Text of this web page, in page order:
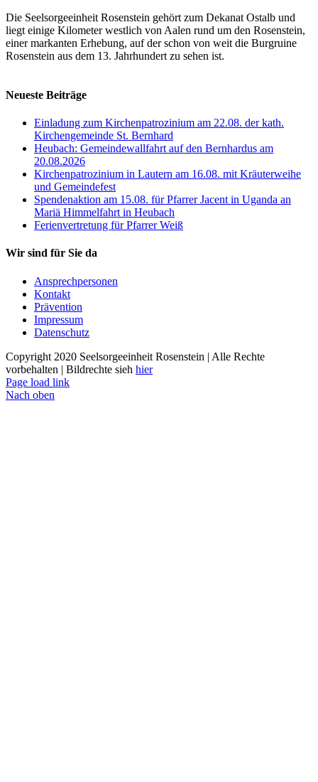
Die Seelsorgeeinheit Rosenstein gehört zum Dekanat Ostalb und
liegt einige Kilometer westlich von Aalen rund um den Rosenstein,
einer markanten Erhebung, auf der schon von weit die Burgruine
Rosenstein aus dem 13. Jahrhundert zu sehen ist.
Neueste Beiträge
Einladung zum Kirchenpatrozinium am 22.08. der kath.
Kirchengemeinde St. Bernhard
Heubach: Gemeindewallfahrt auf den Bernhardus am
20.08.2026
Kirchenpatrozinium in Lautern am 16.08. mit Kräuterweihe
und Gemeindefest
Spendenaktion am 15.08. für Pfarrer Jacent in Uganda an
Mariä Himmelfahrt in Heubach
Ferienvertretung für Pfarrer Weiß
Wir sind für Sie da
Ansprechpersonen
Kontakt
Prävention
Impressum
Datenschutz
Copyright 2020 Seelsorgeeinheit Rosenstein | Alle Rechte
vorbehalten | Bildrechte sieh hier
Page load link
Nach oben